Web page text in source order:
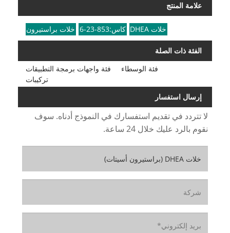
علامة المنتج
خلات براستيرون كاس:853-23-6 خلات DHEA
الفئة ذات الصلة
فئة واجهات برمجة التطبيقات
فئة الوسطاء
تركيبات
إرسال استفسار
لا تتردد في تقديم استفسارك في النموذج أدناه. سوف
نقوم بالرد عليك خلال 24 ساعة.